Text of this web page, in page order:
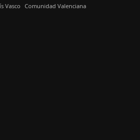
Vasco Comunidad Valenciana